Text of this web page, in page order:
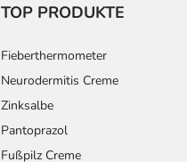
TOP PRODUKTE
Fieberthermometer
Neurodermitis Creme
Zinksalbe
Pantoprazol
Fußpilz Creme